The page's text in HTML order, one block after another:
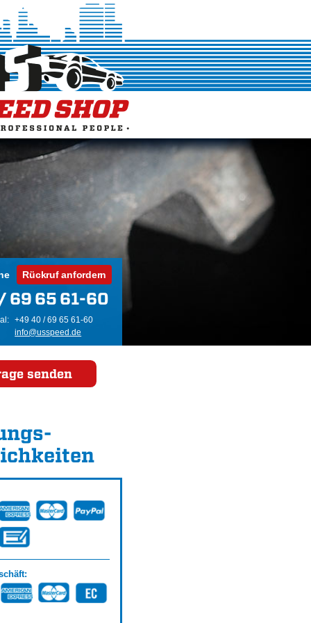
Rückruf anfordern
69 65 61-60
+49 40 / 69 65 61-60
info@usspeed.de
senden